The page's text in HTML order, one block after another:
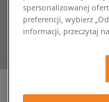
spersonalizowanej
preferencji, wybierz
informacji, przeczytaj